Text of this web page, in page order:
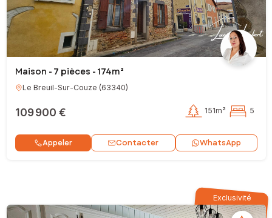
Maison - 7 pièces - 174m²
Le Breuil-Sur-Couze (63340)
109 900 € 151m² 5
Appeler Contacter WhatsApp
Exclusivité